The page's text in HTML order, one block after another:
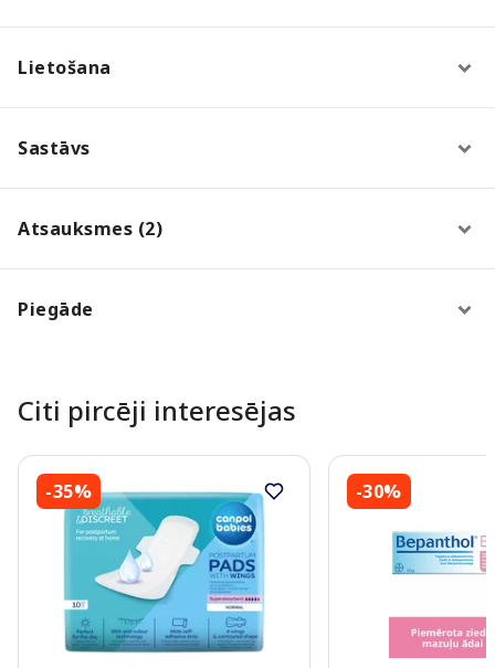
Lietošana
Sastāvs
Atsauksmes (2)
Piegāde
Citi pircēji interesējas
-35% -30%